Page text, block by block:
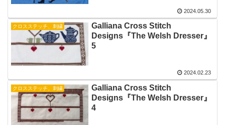
2024.05.30
クロスステッチ、刺繍
Galliana Cross Stitch
Designs『The Welsh Dresser』
5
2024.02.23
クロスステッチ、刺繍
Galliana Cross Stitch
Designs『The Welsh Dresser』
4